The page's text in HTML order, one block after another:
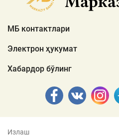
МБ контактлари
Электрон ҳукумат
Хабардор бўлинг
Излаш